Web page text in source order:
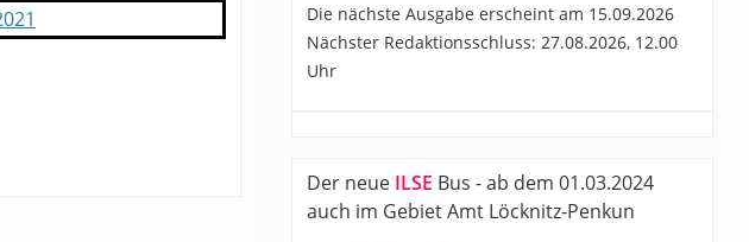
Die nächste Ausgabe erscheint am 15.09.2026
Nächster Redaktionsschluss: 27.08.2026, 12.00
Uhr
Der neue ILSE Bus - ab dem 01.03.2024
auch im Gebiet Amt Löcknitz-Penkun